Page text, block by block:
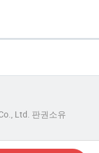
Ltd. 판권소유